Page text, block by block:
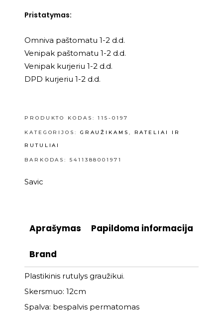
Pristatymas:
Omniva paštomatu 1-2 d.d.
Venipak paštomatu 1-2 d.d.
Venipak kurjeriu 1-2 d.d.
DPD kurjeriu 1-2 d.d.
PRODUKTO KODAS:115-0197
KATEGORIJOS: GRAUŽIKAMS ,
RATELIAI IR
RUTULIAI
BARKODAS: 5411388001971
Savic
Aprašymas Papildoma informacija
Brand
Plastikinis rutulys graužikui.
Skersmuo: 12cm
Spalva: bespalvis permatomas